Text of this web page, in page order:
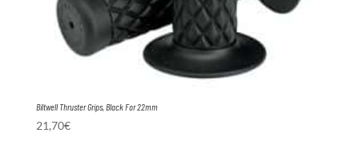
Biltwell Thruster Grips, Black For 22mm
21,70€